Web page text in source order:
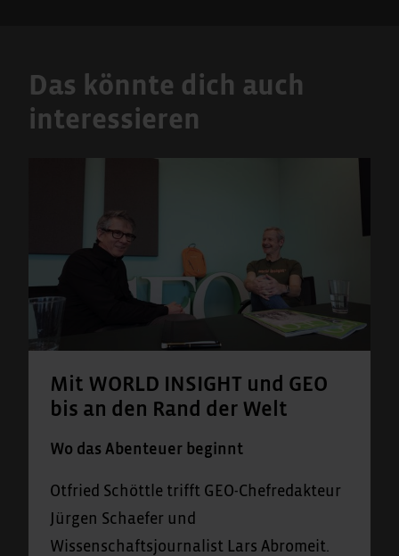
Das könnte dich auch
interessieren
Mit WORLD INSIGHT und GEO
bis an den Rand der Welt
Wo das Abenteuer beginnt
Otfried Schöttle trifft GEO-Chefredakteur
Jürgen Schaefer und
Wissenschaftsjournalist Lars Abromeit.